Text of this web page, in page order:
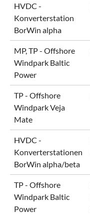
HVDC -
Konverterstation
BorWin alpha
MP, TP - Offshore
Windpark Baltic
Power
TP - Offshore
Windpark Veja
Mate
HVDC -
Konverterstationen
BorWin alpha/beta
TP - Offshore
Windpark Baltic
Power